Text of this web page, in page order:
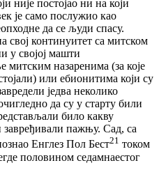
није постојао ни на који
је само послужио као
да се људи спасу.
свој континуитет са митском
у својој машти
назаренима (за које
или ебионитима који су
једва неколико
да су у старту били
било какву
завређивали пажњу. Сад, са
Енглез Пол Бест21 током
половином седамнаестог